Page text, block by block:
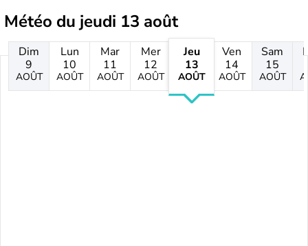
Météo du jeudi 13 août
Dim
9
AOÛT
Lun
10
AOÛT
Mar
11
AOÛT
Mer
12
AOÛT
Jeu
13
AOÛT
Ven
14
AOÛT
Sam
15
AOÛT